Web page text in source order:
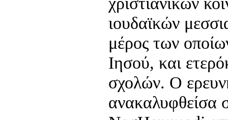
ιουδαϊκών
μέρος των
Ιησού, και
σχολών. Ο
ανακαλυφθείσα